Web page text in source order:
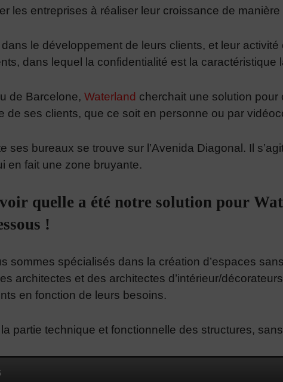
les entreprises à réaliser leur croissance de
le développement de leurs clients, et leur
dans lequel la confidentialité est la caractéristique
de Barcelone, Waterland cherchait une solution
de ses clients, que ce soit en personne ou par
ses bureaux se trouve sur l’Avenida Diagonal. Il
en fait une zone bruyante.
quelle a été notre solution pour
!
sommes spécialisés dans la création d’espaces
architectes et des architectes d’intérieur/
en fonction de leurs besoins.
partie technique et fonctionnelle des structures,